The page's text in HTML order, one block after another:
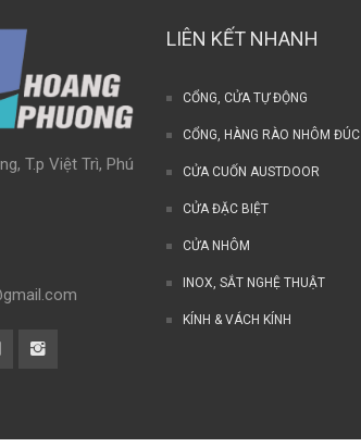
T.p Việt Trì, Phú
LIÊN KẾT NHANH
CỔNG, CỬA TỰ ĐỘNG
CỔNG, HÀNG RÀO NHÔM ĐÚC
CỬA CUỐN AUSTDOOR
CỬA ĐẶC BIỆT
CỬA NHÔM
INOX, SẮT NGHỆ THUẬT
KÍNH & VÁCH KÍNH